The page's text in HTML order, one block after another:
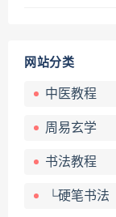
网站分类
中医教程
周易玄学
书法教程
└硬笔书法